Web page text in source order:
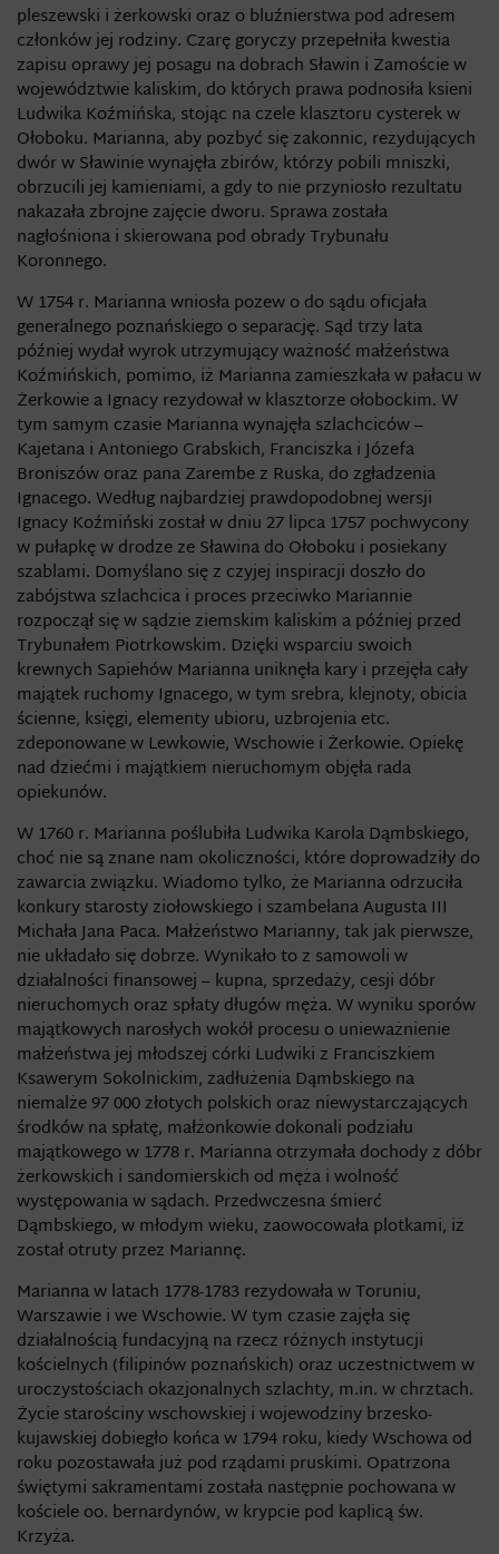
pleszewski i żerkowski oraz o bluźnierstwa pod adresem
członków jej rodziny. Czarę goryczy przepełniła kwestia
zapisu oprawy jej posagu na dobrach Sławin i Zamoście w
województwie kaliskim, do których prawa podnosiła ksieni
Ludwika Koźmińska, stojąc na czele klasztoru cysterek w
Ołoboku. Marianna, aby pozbyć się zakonnic, rezydujących
dwór w Sławinie wynajęła zbirów, którzy pobili mniszki,
obrzucili jej kamieniami, a gdy to nie przyniosło rezultatu
nakazała zbrojne zajęcie dworu. Sprawa została
nagłośniona i skierowana pod obrady Trybunału
Koronnego.
W 1754 r. Marianna wniosła pozew o do sądu oficjała
generalnego poznańskiego o separację. Sąd trzy lata
później wydał wyrok utrzymujący ważność małżeństwa
Koźmińskich, pomimo, iż Marianna zamieszkała w pałacu w
Żerkowie a Ignacy rezydował w klasztorze ołobockim. W
tym samym czasie Marianna wynajęła szlachciców –
Kajetana i Antoniego Grabskich, Franciszka i Józefa
Broniszów oraz pana Zarembe z Ruska, do zgładzenia
Ignacego. Według najbardziej prawdopodobnej wersji
Ignacy Koźmiński został w dniu 27 lipca 1757 pochwycony
w pułapkę w drodze ze Sławina do Ołoboku i posiekany
szablami. Domyślano się z czyjej inspiracji doszło do
zabójstwa szlachcica i proces przeciwko Mariannie
rozpoczął się w sądzie ziemskim kaliskim a później przed
Trybunałem Piotrkowskim. Dzięki wsparciu swoich
krewnych Sapiehów Marianna uniknęła kary i przejęła cały
majątek ruchomy Ignacego, w tym srebra, klejnoty, obicia
ścienne, księgi, elementy ubioru, uzbrojenia etc.
zdeponowane w Lewkowie, Wschowie i Żerkowie. Opiekę
nad dziećmi i majątkiem nieruchomym objęła rada
opiekunów.
W 1760 r. Marianna poślubiła Ludwika Karola Dąmbskiego,
choć nie są znane nam okoliczności, które doprowadziły do
zawarcia związku. Wiadomo tylko, że Marianna odrzuciła
konkury starosty ziołowskiego i szambelana Augusta III
Michała Jana Paca. Małżeństwo Marianny, tak jak pierwsze,
nie układało się dobrze. Wynikało to z samowoli w
działalności finansowej – kupna, sprzedaży, cesji dóbr
nieruchomych oraz spłaty długów męża. W wyniku sporów
majątkowych narosłych wokół procesu o unieważnienie
małżeństwa jej młodszej córki Ludwiki z Franciszkiem
Ksawerym Sokolnickim, zadłużenia Dąmbskiego na
niemalże 97 000 złotych polskich oraz niewystarczających
środków na spłatę, małżonkowie dokonali podziału
majątkowego w 1778 r. Marianna otrzymała dochody z dóbr
żerkowskich i sandomierskich od męża i wolność
występowania w sądach. Przedwczesna śmierć
Dąmbskiego, w młodym wieku, zaowocowała plotkami, iż
został otruty przez Mariannę.
Marianna w latach 1778-1783 rezydowała w Toruniu,
Warszawie i we Wschowie. W tym czasie zajęła się
działalnością fundacyjną na rzecz różnych instytucji
kościelnych (filipinów poznańskich) oraz uczestnictwem w
uroczystościach okazjonalnych szlachty, m.in. w chrztach.
Życie starościny wschowskiej i wojewodziny brzesko-
kujawskiej dobiegło końca w 1794 roku, kiedy Wschowa od
roku pozostawała już pod rządami pruskimi. Opatrzona
świętymi sakramentami została następnie pochowana w
kościele oo. bernardynów, w krypcie pod kaplicą św.
Krzyża.